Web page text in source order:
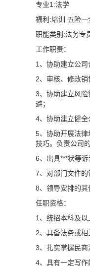
专业1:法学
福利:培训 五险一
职能类别:法务专
工作职责：
1、协助建立公
2、审核、修改销
3、协助建立风
避；
4、协助建立健全
5、协助开展法
技巧。负责公司
6、出具***状等
7、对部门文件的
8、领导安排的其
任职资格：
1、统招本科及以
2、具备法务或
3、扎实掌握民商
4、具有一定写作